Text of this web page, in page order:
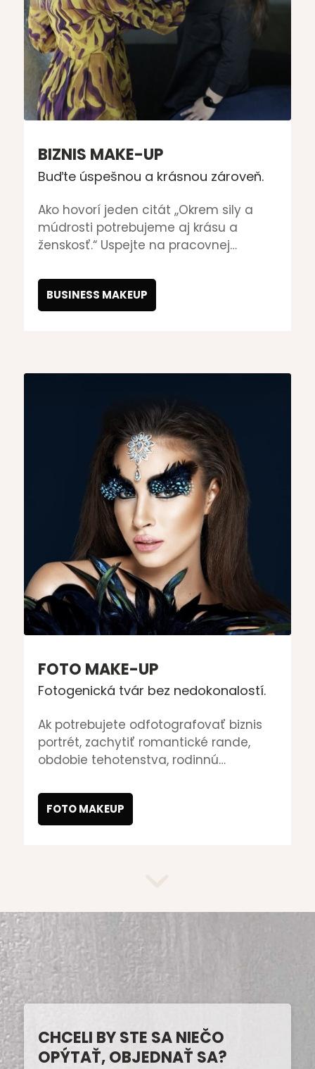
BIZNIS MAKE-UP
Buďte úspešnou a krásnou zároveň.
Ako hovorí jeden citát ,,Okrem sily a
múdrosti potrebujeme aj krásu a
ženskosť.“ Uspejte na pracovnej
pre médiá aj vďaka sebaistote a
sympatiám, ktoré získate aj vďaka
dokonalému vzhľadu.
BUSINESS MAKEUP
FOTO MAKE-UP
Fotogenická tvár bez nedokonalostí.
Ak potrebujete odfotografovať biznis
portrét, zachytiť romantické rande,
obdobie tehotenstva, rodinnú
rozšíriť portfólio booku o profesionálne
fotografie, rada vám pomôžem
vytvoriť profesionálne fotogenické
FOTO MAKEUP
CHCELI BY STE SA NIEČO
OPÝTAŤ, OBJEDNAŤ SA?